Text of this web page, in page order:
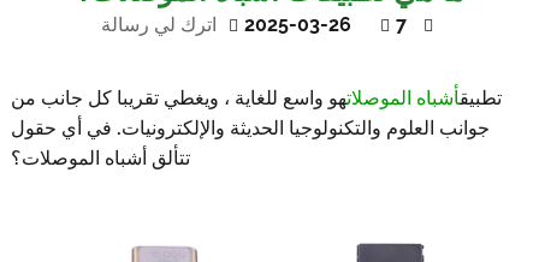
2025-03-26 اترك لي رسالة
أشباه الموصلاتهو واسع للغاية ، ويغطي تقريبا كل جانب من
العلوم والتكنولوجيا الحديثة والإلكترونيات. في أي حقول
تتألق أشباه الموصلات؟